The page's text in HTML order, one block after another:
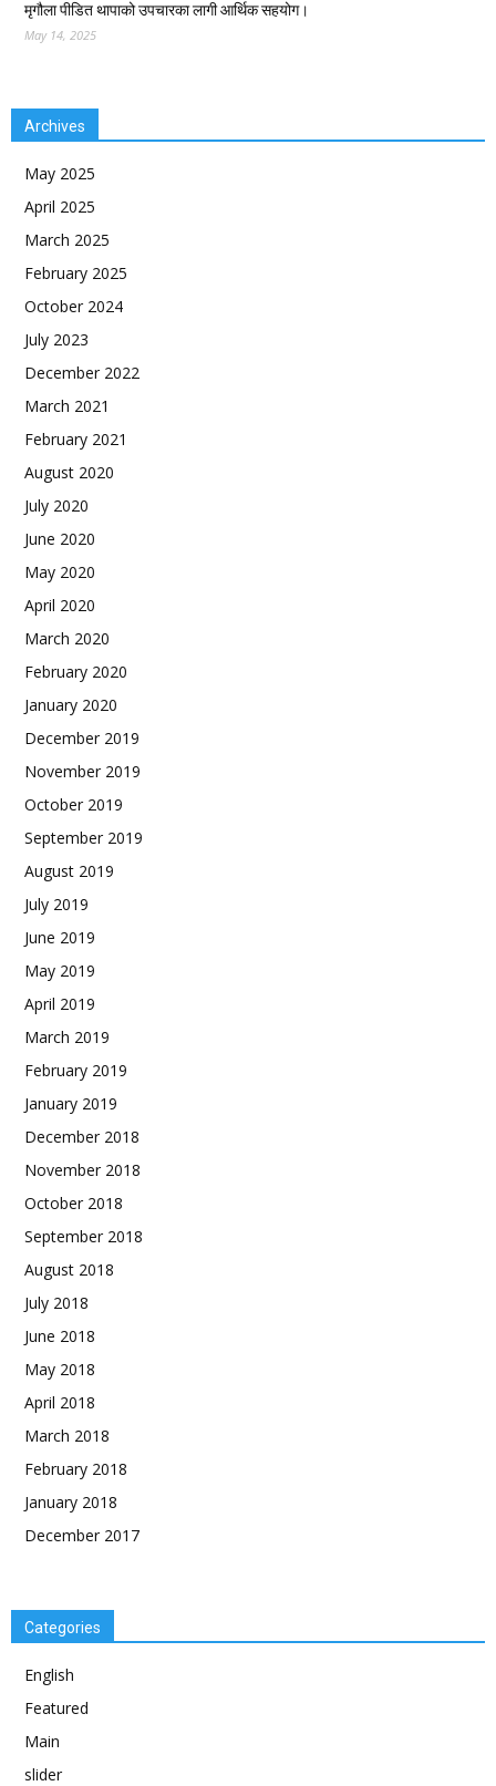
मृगौला पीडित थापाको उपचारका लागी आर्थिक सहयोग।
May 14, 2025
Archives
May 2025
April 2025
March 2025
February 2025
October 2024
July 2023
December 2022
March 2021
February 2021
August 2020
July 2020
June 2020
May 2020
April 2020
March 2020
February 2020
January 2020
December 2019
November 2019
October 2019
September 2019
August 2019
July 2019
June 2019
May 2019
April 2019
March 2019
February 2019
January 2019
December 2018
November 2018
October 2018
September 2018
August 2018
July 2018
June 2018
May 2018
April 2018
March 2018
February 2018
January 2018
December 2017
Categories
English
Featured
Main
slider